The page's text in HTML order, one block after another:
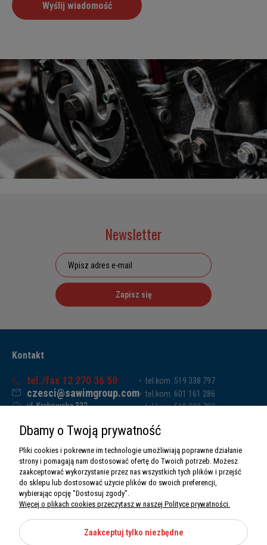
Newsletter
Zapisz się
Kontakt
tel./fax 12 270 36 50
czesci@sawimgroup.com
ul. Krakowska 332,
Sawim Group Mariusz Zdyb sp. k.
NIP: 5130284470
REGON: 5246591010
tel.kom. 519 338 797
tel.kom. 601 161 286
tel.kom. 519 338 793
O nas
Informacje
Dbamy o Twoją prywatność
Pliki cookies i pokrewne im technologie umożliwiają poprawne działanie
strony i pomagają nam dostosować ofertę do Twoich potrzeb. Możesz
zaakceptować wykorzystanie przez nas wszystkich tych plików i przejść
do sklepu lub dostosować użycie plików do swoich preferencji,
wybierając opcję "Dostosuj zgody".
Więcej o plikach cookies przeczytasz w naszej Polityce prywatności.
Zaakceptuj tylko niezbędne